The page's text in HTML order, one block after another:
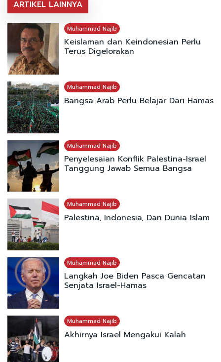
ARTIKEL LAINNYA
Muhammad Najib
Keislaman dan Keindonesian Perlu
Terus Digelorakan
Muhammad Najib
Bangsa Arab Perlu Belajar Dari Hamas
Muhammad Najib
Penyelesaian Konflik Palestina-Israel
Tanggung Jawab Semua Bangsa
Muhammad Najib
Palestina, Indonesia, Dan Dunia Islam
Muhammad Najib
Langkah Joe Biden Pasca Gencatan
Senjata Israel-Hamas
Muhammad Najib
Akhirnya Israel Mengakui Kalah